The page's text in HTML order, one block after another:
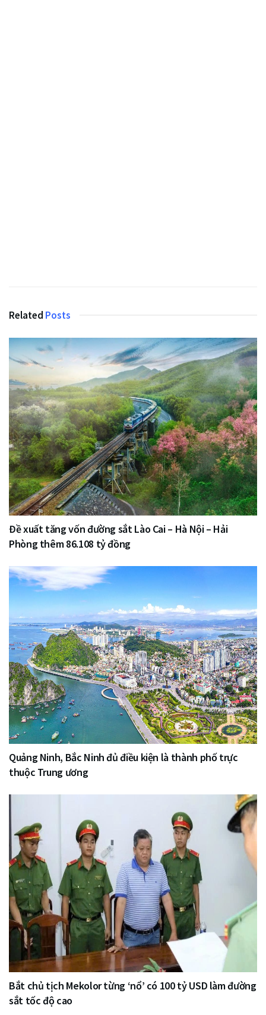
Related Posts
Đề xuất tăng vốn đường sắt Lào Cai – Hà Nội – Hải
Phòng thêm 86.108 tỷ đồng
Quảng Ninh, Bắc Ninh đủ điều kiện là thành phố trực
thuộc Trung ương
Bắt chủ tịch Mekolor từng ‘nổ’ có 100 tỷ USD làm đường
sắt tốc độ cao